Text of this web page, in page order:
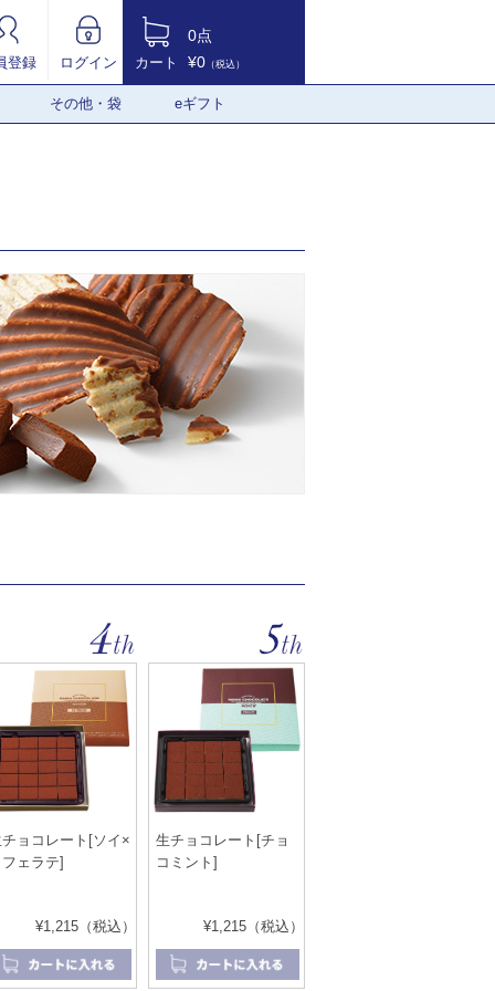
登録 ログイン カート
0点
¥0 （税込）
その他・袋 eギフト
ョコレート[ソイ×
フェラテ]
¥1,215（税込）
生チョコレート[チョ
コミント]
¥1,215（税込）